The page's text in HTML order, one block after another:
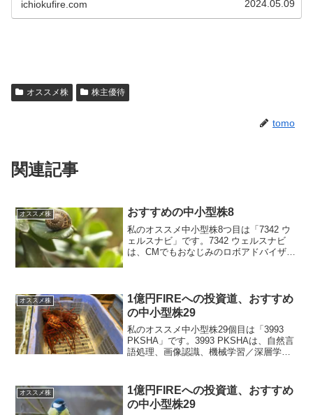
ichiokufire.com 2024.05.09
オススメ株 株主優待
tomo
関連記事
オススメ株 おすすめの中小型株8
私のオススメ中小型株8つ目は「7342 ウ
ェルスナビ」です。7342 ウェルスナビ
は、CMでもおなじみのロボアドバイザー
営業...
オススメ株
1億円FIREへの投資道、おすすめ
の中小型株29
私のオススメ中小型株29個目は「3993
PKSHA」です。3993 PKSHAは、自然言
語処理、画像認識、機械学習／深層学習
研究開発・AIソリューション及びAI Sa...
オススメ株
1億円FIREへの投資道、おすすめ
の中小型株29